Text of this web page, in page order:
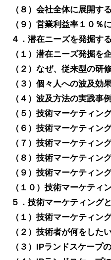
（８）会社全体に展開す
（９）営業利益率１０％
４．潜在ニーズを発掘す
（１）潜在ニーズ発掘を
（２）なぜ、従来型の研
（３）個々人への波及効
（４）波及方法の実践事例
（５）技術マーケティン
（６）技術マーケティン
（７）技術マーケティン
（８）技術マーケティン
（９）技術マーケティン
（１０）技術マーケティ
５．技術マーケティング
（１）技術マーケティン
（２）技術者が何をした
（３）IPランドスケープ